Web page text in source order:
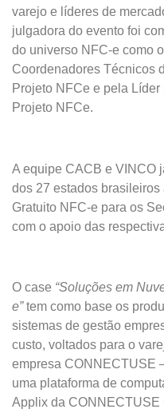
varejo e líderes de
julgadora do evento foi
do universo NFC-e como
Coordenadores Técnicos
Projeto NFCe e pela
Projeto NFCe.
A equipe CACB e VINCO
dos 27 estados
Gratuito NFC-e para os
com o apoio das
O case “Soluções em
e”tem como base os
sistemas de gestão
custo, voltados para o
empresa CONNECTUSE
uma plataforma de
Applix da CONNECTUSE